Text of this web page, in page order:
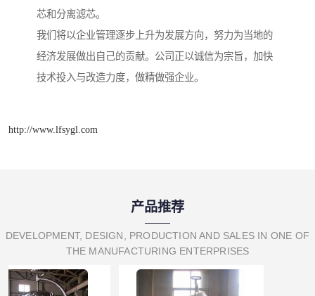
芯和分离滤芯。
我们将以企业管理逐步上升为发展方向，努力为当地的
经济发展做出自己的贡献。公司正以诚信为宗旨，加快
技术投入与改造力度，做精做强企业。
http://www.lfsygl.com
产品推荐
DEVELOPMENT, DESIGN, PRODUCTION AND SALES IN ONE OF
THE MANUFACTURING ENTERPRISES